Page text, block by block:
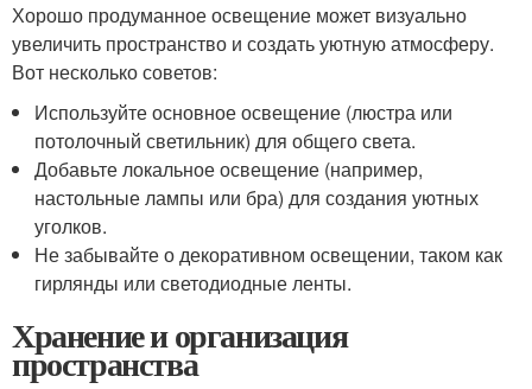
Хорошо продуманное освещение может визуально
увеличить пространство и создать уютную атмосферу.
Вот несколько советов:
Используйте основное освещение (люстра или
потолочный светильник) для общего света.
Добавьте локальное освещение (например,
настольные лампы или бра) для создания уютных
уголков.
Не забывайте о декоративном освещении, таком как
гирлянды или светодиодные ленты.
Хранение и организация
пространства